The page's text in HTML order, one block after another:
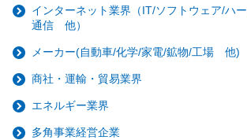
インターネット業界（IT/ソフトウェア/ハ
通信 他）
メーカー(自動車/化学/家電/鉱物/工場 他)
商社・運輸・貿易業界
エネルギー業界
多角事業経営企業